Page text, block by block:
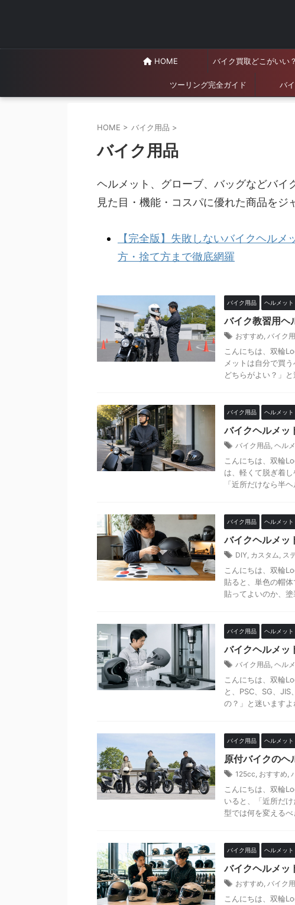
HOME バイク買取どこがいい？
ツーリング完全ガイド バ
HOME > バイク用品 >
バイク用品
ヘルメット、グローブ、バッグなどバイ
見た目・機能・コスパに優れた商品をジ
【完全版】失敗しないバイクヘル
方・捨て方まで徹底網羅
バイク用品 ヘルメット
バイク教習用ヘ
おすすめ, バイク
こんにちは、双輪
メットは自分で買
どちらがよい？」
バイク用品 ヘルメット
バイクヘルメッ
バイク用品, ヘル
こんにちは、双輪
は、軽くて脱ぎ着
「近所だけなら半
バイク用品 ヘルメット
バイクヘルメッ
DIY, カスタム, ス
こんにちは、双輪
貼ると、単色の帽
貼ってよいのか、
バイク用品 ヘルメット
バイクヘルメッ
バイク用品, ヘル
こんにちは、双輪
と、PSC、SG、
の？」と迷います
バイク用品 ヘルメット
原付バイクのヘ
125cc, おすすめ,
こんにちは、双輪
いると、「近所だ
型では何を変える
バイク用品 ヘルメット
バイクヘルメッ
おすすめ, バイク
こんにちは、双輪